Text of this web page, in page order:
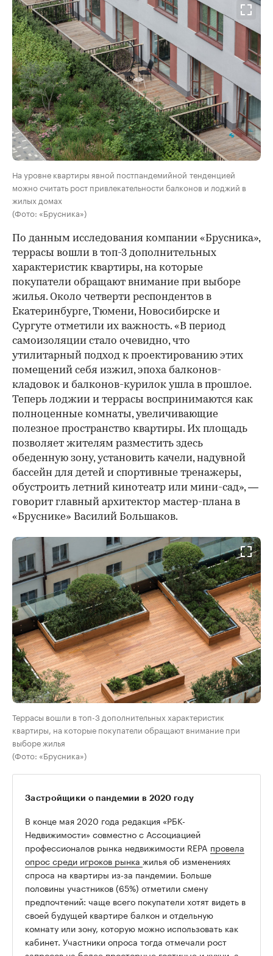
На уровне квартиры явной постпандемийной тенденцией
можно считать рост привлекательности балконов и лоджий в
жилых домах
(Фото: «Брусника»)
По данным исследования компании «Брусника»,
террасы вошли в топ-3 дополнительных
характеристик квартиры, на которые
покупатели обращают внимание при выборе
жилья. Около четверти респондентов в
Екатеринбурге, Тюмени, Новосибирске и
Сургуте отметили их важность. «В период
самоизоляции стало очевидно, что
утилитарный подход к проектированию этих
помещений себя изжил, эпоха балконов-
кладовок и балконов-курилок ушла в прошлое.
Теперь лоджии и террасы воспринимаются как
полноценные комнаты, увеличивающие
полезное пространство квартиры. Их площадь
позволяет жителям разместить здесь
обеденную зону, установить качели, надувной
бассейн для детей и спортивные тренажеры,
обустроить летний кинотеатр или мини-сад», —
говорит главный архитектор мастер-плана в
«Бруснике» Василий Большаков.
Террасы вошли в топ-3 дополнительных характеристик
квартиры, на которые покупатели обращают внимание при
выборе жилья
(Фото: «Брусника»)
Застройщики о пандемии в 2020 году
В конце мая 2020 года редакция «РБК-
Недвижимости» совместно с Ассоциацией
профессионалов рынка недвижимости REPA провела
опрос среди игроков рынка жилья об изменениях
спроса на квартиры из-за пандемии. Больше
половины участников (65%) отметили смену
предпочтений: чаще всего покупатели хотят видеть в
своей будущей квартире балкон и отдельную
комнату или зону, которую можно использовать как
кабинет. Участники опроса тогда отмечали рост